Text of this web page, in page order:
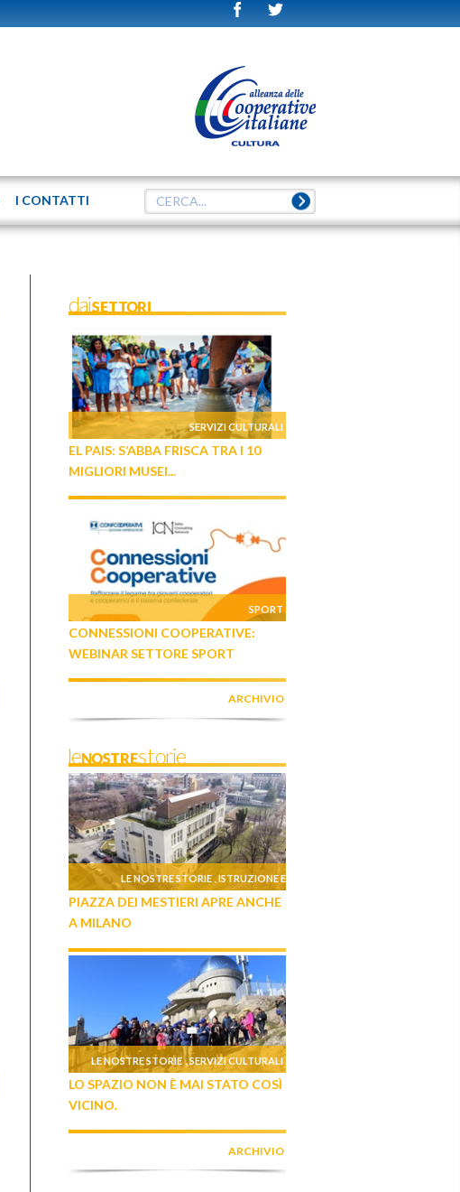
I CONTATTI
daiSETTORI
SERVIZI CULTURALI
EL PAIS: S’ABBA FRISCA TRA I 10
MIGLIORI MUSEI...
SPORT
CONNESSIONI COOPERATIVE:
WEBINAR SETTORE SPORT
ARCHIVIO
leNOSTREstorie
LE NOSTRE STORIE ISTRUZIONE E
FORMAZIONE
PIAZZA DEI MESTIERI APRE ANCHE
A MILANO
LE NOSTRE STORIE ,SERVIZI CULTURALI
LO SPAZIO NON È MAI STATO COSÌ
VICINO.
ARCHIVIO